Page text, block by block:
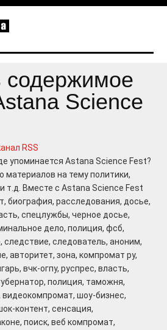
содержимое
Science
RSS
упоминается Astana Science Fest?
материалов на тему политики,
т.д. Вместе с Astana Science Fest
биография, расследования, досье,
спецлужбы, черное досье,
дело, полиция, фсб,
следствие, следователь, аноним,
авторитет, зона, компромат ру,
вчк-огпу, руспрес, власть,
полиция, таможня,
видеокомпромат, шоу-бизнес,
контент, сенсация,
поиск, веб компромат,